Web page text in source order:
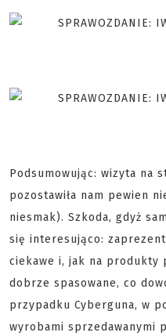
Podsumowując: wizyta na
pozostawiła nam pewien
niesmak). Szkoda, gdyż
się interesująco:
ciekawe i, jak na produkty
dobrze spasowane, co
przypadku Cyberguna, w
wyrobami sprzedawanymi